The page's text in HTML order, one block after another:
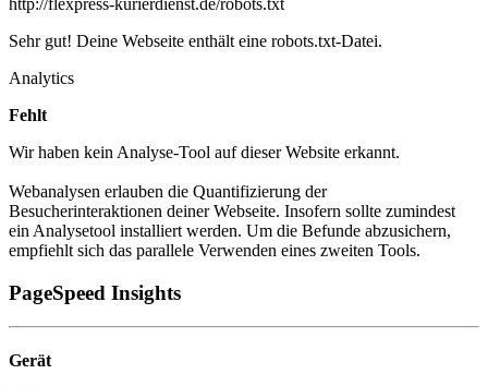
http://flexpress-kurierdienst.de/robots.txt
Sehr gut! Deine Webseite enthält eine robots.txt-Datei.
Analytics
Fehlt
Wir haben kein Analyse-Tool auf dieser Website erkannt.
Webanalysen erlauben die Quantifizierung der
Besucherinteraktionen deiner Webseite. Insofern sollte zumindest
ein Analysetool installiert werden. Um die Befunde abzusichern,
empfiehlt sich das parallele Verwenden eines zweiten Tools.
PageSpeed Insights
Gerät